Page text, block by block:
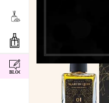
facebook
youtube